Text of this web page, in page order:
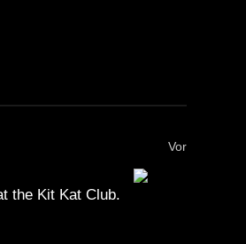
Vor
the Kit Kat Club.